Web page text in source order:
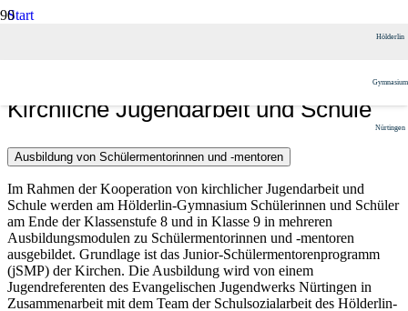
Hölderlin
Gymnasium
Nürtingen
Start
Kirchliche Jugendarbeit und Schule
Ausbildung von Schülermentorinnen und -mentoren
Im Rahmen der Kooperation von kirchlicher Jugendarbeit und
Schule werden am Hölderlin-Gymnasium Schülerinnen und Schüler
am Ende der Klassenstufe 8 und in Klasse 9 in mehreren
Ausbildungsmodulen zu Schülermentorinnen und -mentoren
ausgebildet. Grundlage ist das Junior-Schülermentorenprogramm
(jSMP) der Kirchen. Die Ausbildung wird von einem
Jugendreferenten des Evangelischen Jugendwerks Nürtingen in
Zusammenarbeit mit dem Team der Schulsozialarbeit des Hölderlin-